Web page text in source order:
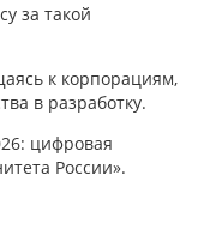
за такой
к корпорациям,
в разработку.
цифровая
России».